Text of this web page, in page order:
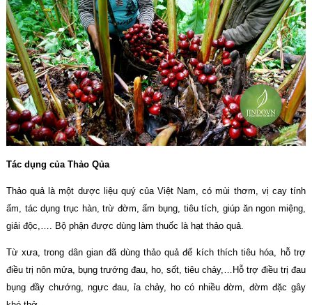
Tác dụng của Thảo Qủa
Thảo quả là một dược liệu quý của Việt Nam, có mùi thơm, vị cay tính
ấm, tác dụng trục hàn, trừ đờm, ấm bụng, tiêu tích, giúp ăn ngon miệng,
giải độc,…. Bộ phận được dùng làm thuốc là hạt thảo quả.
Từ xưa, trong dân gian đã dùng thảo quả để kích thích tiêu hóa, hỗ trợ
điều trị nôn mửa, bụng trướng đau, ho, sốt, tiêu chảy,…Hỗ trợ điều trị đau
bụng đầy chướng, ngực đau, ỉa chảy, ho có nhiều đờm, đờm đặc gây